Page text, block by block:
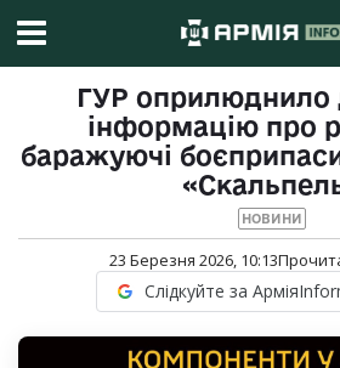
ГУР оприлюднило
інформацію про
баражуючі
НОВИНИ
23 Березня 2026, 10:13
Слідкуйте за